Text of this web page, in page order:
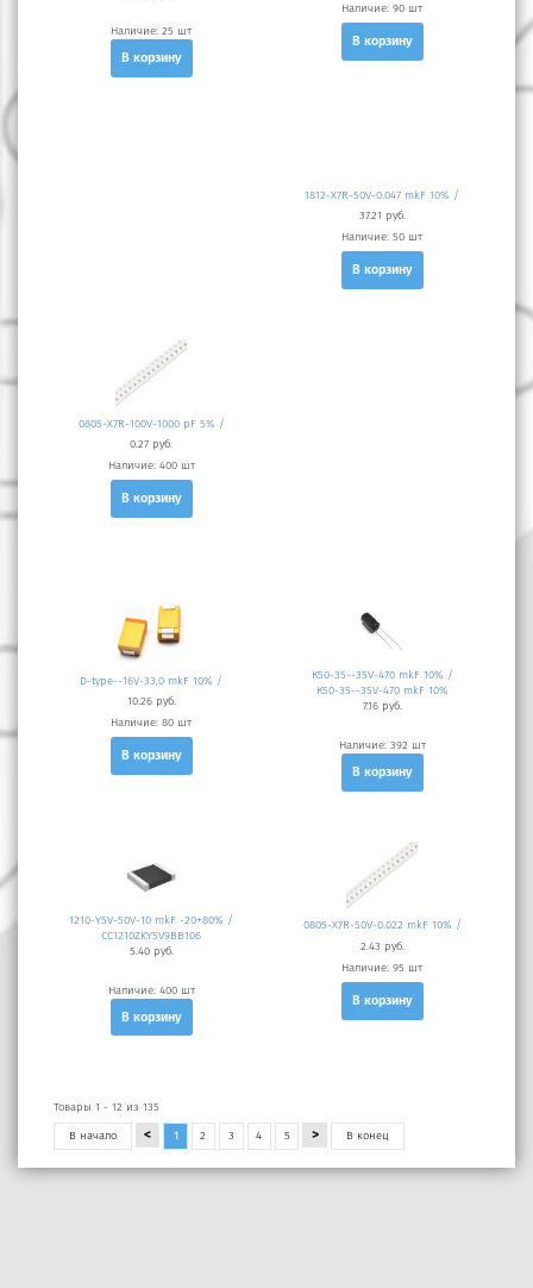
Наличие: 25 шт
В корзину
Наличие: 90 шт
В корзину
1812-X7R-50V-0.047 mkF 10% /
37.21 руб.
Наличие: 50 шт
В корзину
0805-X7R-100V-1000 pF 5% /
0.27 руб.
Наличие: 400 шт
В корзину
D-type--16V-33,0 mkF 10% /
10.26 руб.
Наличие: 80 шт
В корзину
К50-35--35V-470 mkF 10% /
К50-35--35V-470 mkF 10%
7.16 руб.
Наличие: 392 шт
В корзину
1210-Y5V-50V-10 mkF -20+80% /
CC1210ZKY5V9BB106
5.40 руб.
Наличие: 400 шт
В корзину
0805-X7R-50V-0.022 mkF 10% /
2.43 руб.
Наличие: 95 шт
В корзину
Товары 1 - 12 из 135
В начало < 1 2 3 4 5 > В конец